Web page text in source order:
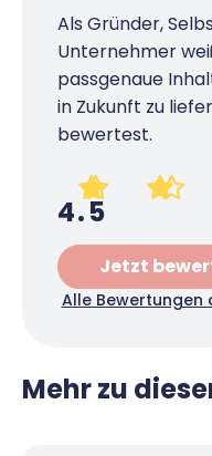
Als Gründer,
Unternehmer
passgenaue
in Zukunft zu
bewertest.
4.5
Jetzt
Alle Bewertungen
Mehr zu